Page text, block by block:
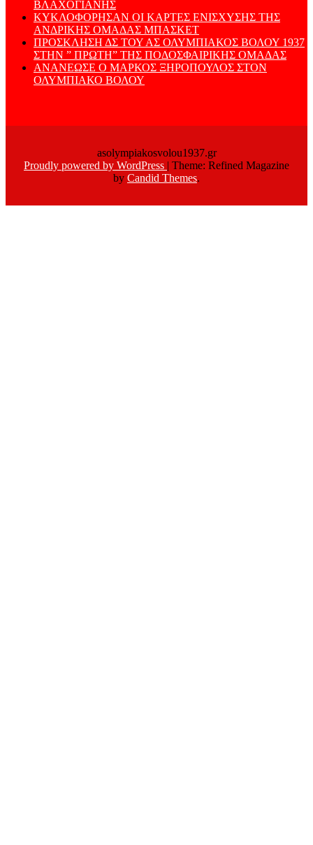
ΒΛΑΧΟΓΙΑΝΗΣ
ΚΥΚΛΟΦΟΡΗΣΑΝ ΟΙ ΚΑΡΤΕΣ ΕΝΙΣΧΥΣΗΣ ΤΗΣ
ΑΝΔΡΙΚΗΣ ΟΜΑΔΑΣ ΜΠΑΣΚΕΤ
ΠΡΟΣΚΛΗΣΗ ΔΣ ΤΟΥ ΑΣ ΟΛΥΜΠΙΑΚΟΣ ΒΟΛΟΥ 1937
ΣΤΗΝ ” ΠΡΩΤΗ” ΤΗΣ ΠΟΔΟΣΦΑΙΡΙΚΗΣ ΟΜΑΔΑΣ
ΑΝΑΝΕΩΣΕ Ο ΜΑΡΚΟΣ ΞΗΡΟΠΟΥΛΟΣ ΣΤΟΝ
ΟΛΥΜΠΙΑΚΟ ΒΟΛΟΥ
asolympiakosvolou1937.gr
Proudly powered by WordPress | Theme: Refined Magazine
by Candid Themes.